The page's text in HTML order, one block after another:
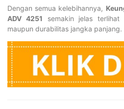
Dengan semua kelebihannya,
ADV 4251 semakin jelas
maupun durabilitas jangka panjang.